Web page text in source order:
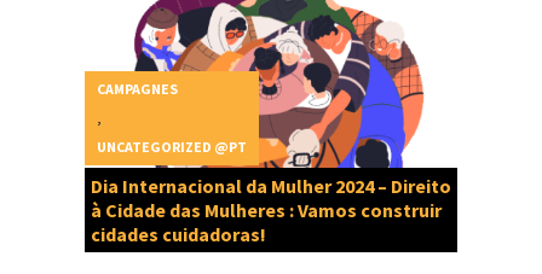
Dia Internacional da Mulher 2024 – Direito
à Cidade das Mulheres : Vamos construir
cidades cuidadoras!
CAMPAGNES
UNCATEGORIZED @PT